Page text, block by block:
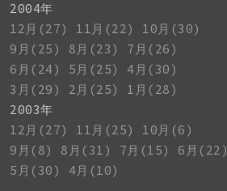
2004年
12月(27)
11月(22)
10月(30)
9月(25)
8月(23)
7月(26)
6月(24)
5月(25)
4月(30)
3月(29)
2月(25)
1月(28)
2003年
12月(27)
11月(25)
10月(6)
9月(8)
8月(31) 7月(15)
6月(22)
5月(30)
4月(10)